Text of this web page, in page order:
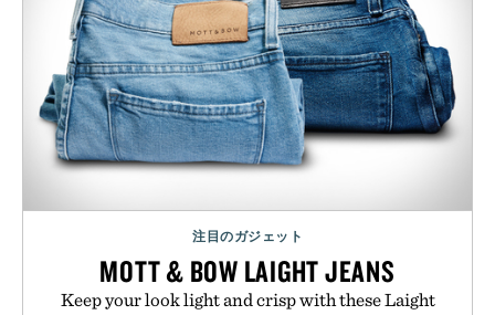
注目のガジェット
MOTT & BOW LAIGHT JEANS
Keep your look light and crisp with these Laight